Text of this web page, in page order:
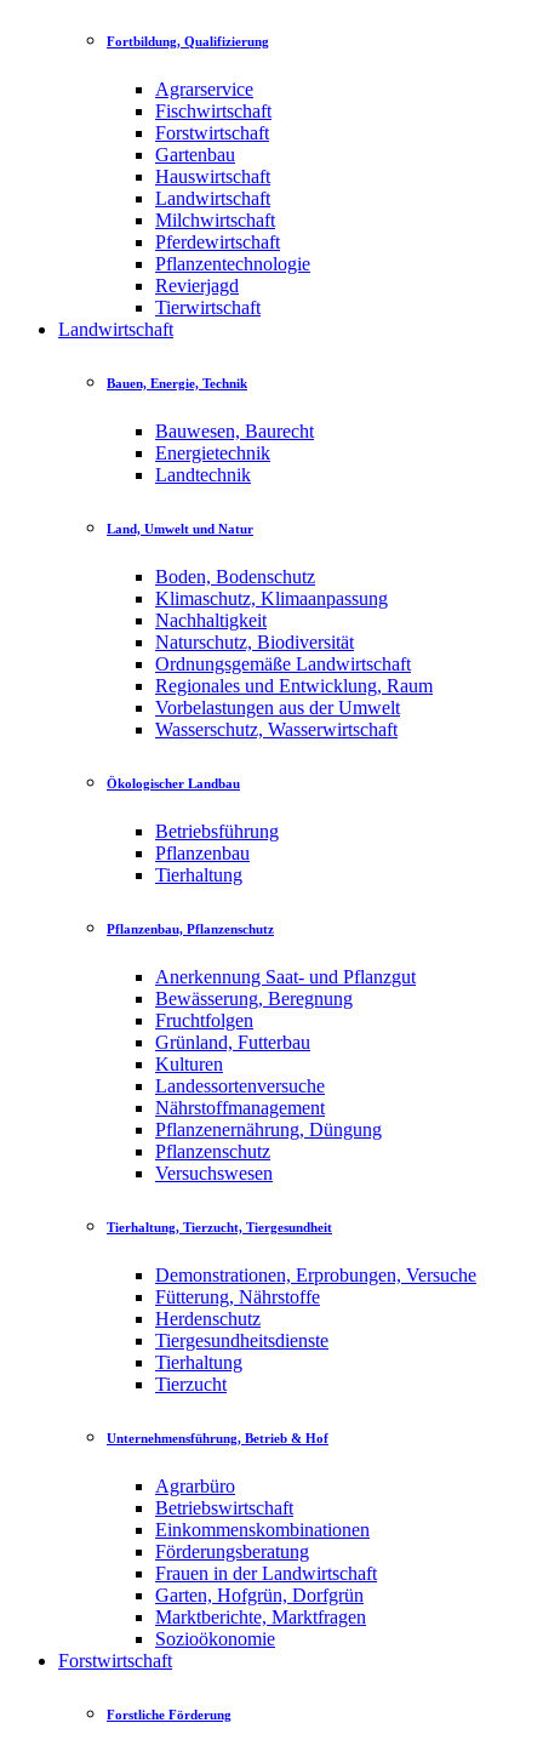
Fortbildung, Qualifizierung
Agrarservice
Fischwirtschaft
Forstwirtschaft
Gartenbau
Hauswirtschaft
Landwirtschaft
Milchwirtschaft
Pferdewirtschaft
Pflanzentechnologie
Revierjagd
Tierwirtschaft
Landwirtschaft
Bauen, Energie, Technik
Bauwesen, Baurecht
Energietechnik
Landtechnik
Land, Umwelt und Natur
Boden, Bodenschutz
Klimaschutz, Klimaanpassung
Nachhaltigkeit
Naturschutz, Biodiversität
Ordnungsgemäße Landwirtschaft
Regionales und Entwicklung, Raum
Vorbelastungen aus der Umwelt
Wasserschutz, Wasserwirtschaft
Ökologischer Landbau
Betriebsführung
Pflanzenbau
Tierhaltung
Pflanzenbau, Pflanzenschutz
Anerkennung Saat- und Pflanzgut
Bewässerung, Beregnung
Fruchtfolgen
Grünland, Futterbau
Kulturen
Landessortenversuche
Nährstoffmanagement
Pflanzenernährung, Düngung
Pflanzenschutz
Versuchswesen
Tierhaltung, Tierzucht, Tiergesundheit
Demonstrationen, Erprobungen, Versuche
Fütterung, Nährstoffe
Herdenschutz
Tiergesundheitsdienste
Tierhaltung
Tierzucht
Unternehmensführung, Betrieb & Hof
Agrarbüro
Betriebswirtschaft
Einkommenskombinationen
Förderungsberatung
Frauen in der Landwirtschaft
Garten, Hofgrün, Dorfgrün
Marktberichte, Marktfragen
Sozioökonomie
Forstwirtschaft
Forstliche Förderung